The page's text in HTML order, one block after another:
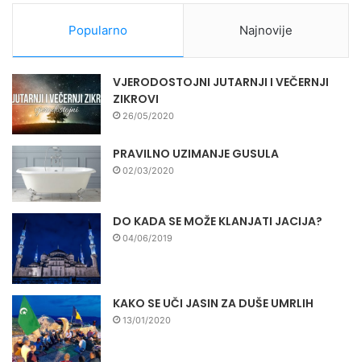
Popularno Najnovije
VJERODOSTOJNI JUTARNJI I VEČERNJI
ZIKROVI
26/05/2020
PRAVILNO UZIMANJE GUSULA
02/03/2020
DO KADA SE MOŽE KLANJATI JACIJA?
04/06/2019
KAKO SE UČI JASIN ZA DUŠE UMRLIH
13/01/2020